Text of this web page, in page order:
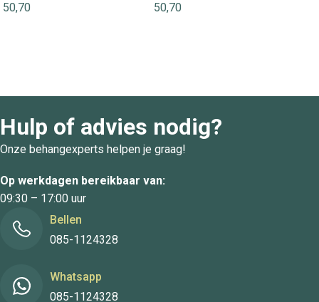
50,70
50,70
Hulp of advies nodig?
Onze behangexperts helpen je graag!
Op werkdagen bereikbaar van:
09:30 – 17:00 uur
Bellen
085-1124328
Whatsapp
085-1124328